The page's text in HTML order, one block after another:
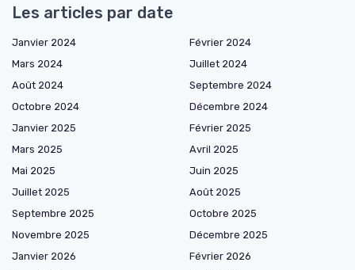
Les articles par date
Janvier 2024
Février 2024
Mars 2024
Juillet 2024
Août 2024
Septembre 2024
Octobre 2024
Décembre 2024
Janvier 2025
Février 2025
Mars 2025
Avril 2025
Mai 2025
Juin 2025
Juillet 2025
Août 2025
Septembre 2025
Octobre 2025
Novembre 2025
Décembre 2025
Janvier 2026
Février 2026